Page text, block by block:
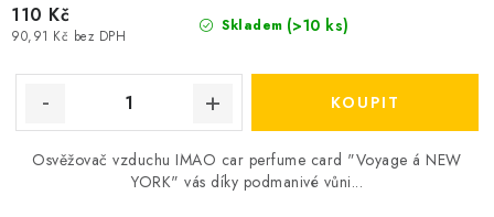
Skladem (>10 ks)
90,91 Kč bez DPH
110 Kč
Osvěžovač vzduchu IMAO car perfume card "Voyage á NEW
YORK" vás díky podmanivé vůni...